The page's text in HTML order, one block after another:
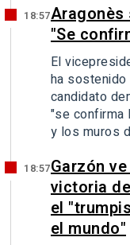
18:57Aragonès
"Se
El
ha
candidato
"se confirma
y los muros
18:57Garzón
victoria
el
el mundo"